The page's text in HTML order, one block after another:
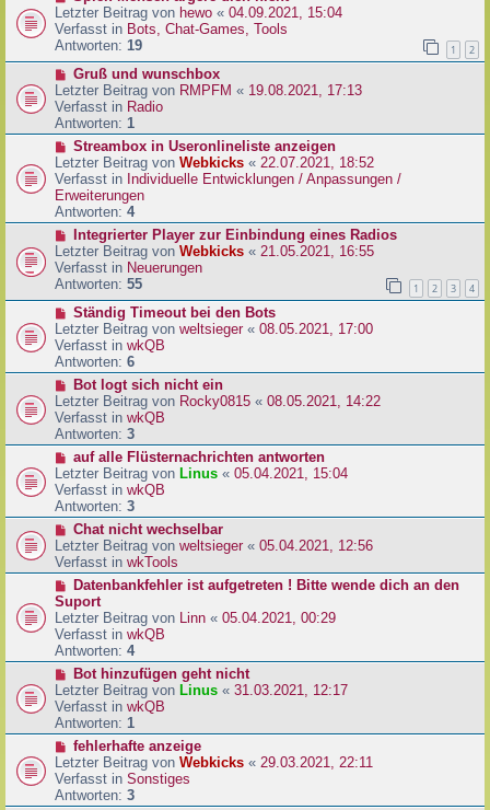
a
g
e
i
t
r
a
g
e
u
e
r
B
e
i
t
a
g
Letzter Beitrag von hewo « 04.09.2021, 15:04
Verfasst in Bots, Chat-Games, Tools
Antworten: 19 1 2
N
e
u
e
r
B
e
i
t
r
a
g
Gruß und wunschbox
Letzter Beitrag von RMPFM « 19.08.2021, 17:13
Verfasst in Radio
Antworten: 1
N
e
u
e
r
B
e
i
t
r
a
g
Streambox in Useronlineliste anzeigen
Letzter Beitrag von Webkicks « 22.07.2021, 18:52
Verfasst in Individuelle Entwicklungen / Anpassungen /
Erweiterungen
Antworten: 4
N
e
u
e
r
B
e
i
t
a
g
Integrierter Player zur Einbindung eines Radios
Letzter Beitrag von Webkicks « 21.05.2021, 16:55
Verfasst in Neuerungen
Antworten: 55 1 2 3 4
N
e
u
e
r
B
e
i
t
a
g
Ständig Timeout bei den Bots
Letzter Beitrag von weltsieger« 08.05.2021, 17:00
Verfasst in wkQB
Antworten: 6
N
e
u
e
r
B
e
i
t
a
g
Bot logt sich nicht ein
Letzter Beitrag von Rocky0815 « 08.05.2021, 14:22
Verfasst in wkQB
Antworten: 3
N
e
u
e
r
B
e
i
r
a
g
auf alle Flüsternachrichten antworten
Letzter Beitrag von Linus « 05.04.2021, 15:04
Verfasst in wkQB
Antworten: 3
N
e
u
e
B
e
i
t
a
g
Chat nicht wechselbar
Letzter Beitrag von weltsieger « 05.04.2021, 12:56
Verfasst in wkTools
N
e
u
e
r
B
e
i
t
r
a
g
Datenbankfehler ist aufgetreten ! Bitte wende dich an den
Suport
Letzter Beitrag von Linn « 05.04.2021, 00:29
Verfasst in wkQB
Antworten: 4
N
e
u
e
r
B
e
i
t
Bot hinzufügen geht nicht
Letzter Beitrag von Linus « 31.03.2021, 12:17
Verfasst in wkQB
Antworten: 1
N
e
u
e
fehlerhafte anzeige
Letzter Beitrag von Webkicks « 29.03.2021, 22:11
Verfasst in Sonstiges
Antworten: 3